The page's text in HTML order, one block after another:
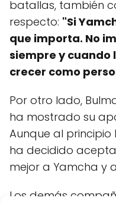
batallas, también
respecto: "Si
que importa. No
siempre y cuando
crecer como
Por otro lado,
ha mostrado su
Aunque al
ha decidido
mejor a Yamcha y
Los demás